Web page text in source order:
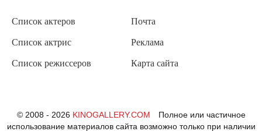
Список актеров
Список актрис
Список режиссеров
Почта
Реклама
Карта сайта
© 2008 - 2026 KINOGALLERY.COM
Полное или частичное
использование материалов сайта возможно только при наличии